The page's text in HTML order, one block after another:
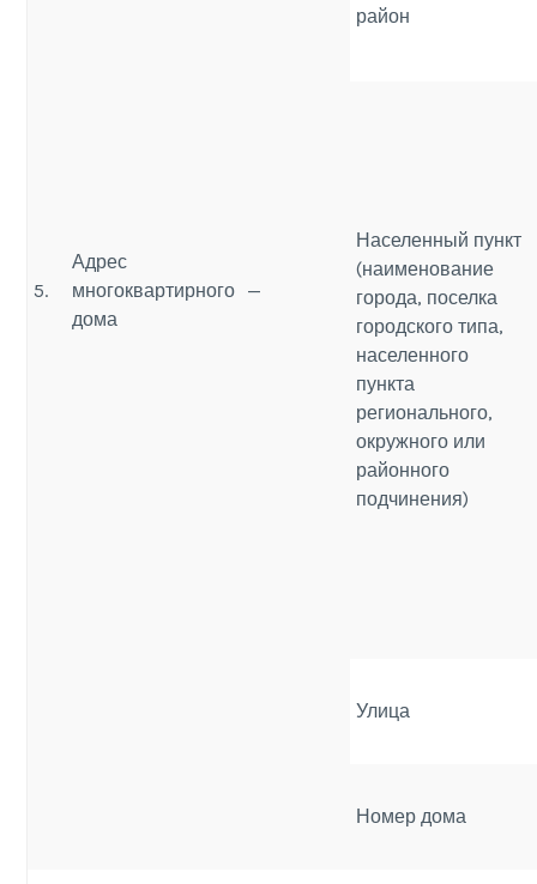
5.
Адрес
многоквартирного
дома
—
район
Населенный пункт
(наименование
города, поселка
городского типа,
населенного
пункта
регионального,
окружного или
районного
подчинения)
Улица
Номер дома